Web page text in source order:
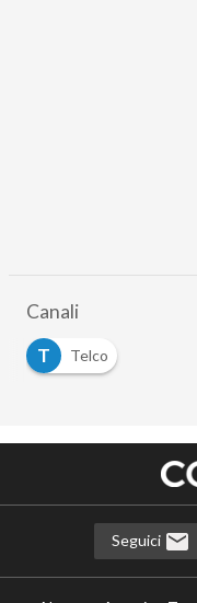
Canali
T
Telco
Seguici